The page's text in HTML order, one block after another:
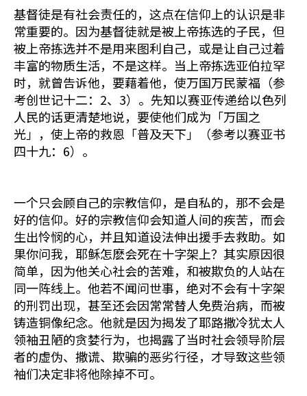
基督徒是有社会责任的，这点在信仰上的认识是非
常重要的。因为基督徒就是被上帝拣选的子民，但
被上帝拣选并不是用来图利自己，或是让自己过着
丰富的物质生活，不是这样。当上帝拣选亚伯拉罕
时，就曾告诉他，要藉着他，使万国万民蒙福（参
考创世记十二：2、3）。先知以赛亚传递给以色列
人民的话更清楚地说，要使他们成为「万国之
光」，使上帝的救恩「普及天下」（参考以赛亚书
四十九：6）。
一个只会顾自己的宗教信仰，是自私的，那不会是
好的信仰。好的宗教信仰会知道人间的疾苦，而会
生出怜悯的心，并且知道设法伸出援手去救助。如
果你问我，耶稣怎麽会死在十字架上？其实原因很
简单，因为他关心社会的苦难，和被欺负的人站在
同一阵线上。他若不闻问世事，绝对不会有十字架
的刑罚出现，甚至还会因常常替人免费治病，而被
铸造铜像纪念。他就是因为揭发了耶路撒冷犹太人
领袖丑陋的贪婪行为，也揭露了当时社会领导阶层
者的虚伪、撒谎、欺骗的恶劣行径，才导致这些领
袖们决定非将他除掉不可。